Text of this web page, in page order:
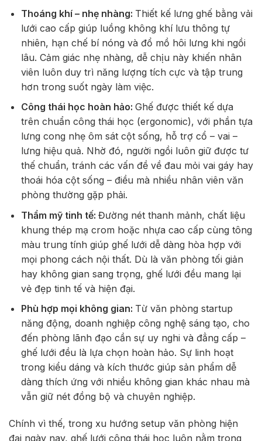
Thoáng khí – nhẹ nhàng: Thiết kế lưng ghế bằng vải
lưới cao cấp giúp luồng không khí lưu thông tự
nhiên, hạn chế bí nóng và đổ mồ hôi lưng khi ngồi
lâu. Cảm giác nhẹ nhàng, dễ chịu này khiến nhân
viên luôn duy trì năng lượng tích cực và tập trung
hơn trong suốt ngày làm việc.
Công thái học hoàn hảo: Ghế được thiết kế dựa
trên chuẩn công thái học (ergonomic), với phần tựa
lưng cong nhẹ ôm sát cột sống, hỗ trợ cổ – vai –
lưng hiệu quả. Nhờ đó, người ngồi luôn giữ được tư
thế chuẩn, tránh các vấn đề về đau mỏi vai gáy hay
thoái hóa cột sống – điều mà nhiều nhân viên văn
phòng thường gặp phải.
Thẩm mỹ tinh tế: Đường nét thanh mảnh, chất liệu
khung thép mạ crom hoặc nhựa cao cấp cùng tông
màu trung tính giúp ghế lưới dễ dàng hòa hợp với
mọi phong cách nội thất. Dù là văn phòng tối giản
hay không gian sang trọng, ghế lưới đều mang lại
vẻ đẹp tinh tế và hiện đại.
Phù hợp mọi không gian: Từ văn phòng startup
năng động, doanh nghiệp công nghệ sáng tạo, cho
đến phòng lãnh đạo cần sự uy nghi và đẳng cấp –
ghế lưới đều là lựa chọn hoàn hảo. Sự linh hoạt
trong kiểu dáng và kích thước giúp sản phẩm dễ
dàng thích ứng với nhiều không gian khác nhau mà
vẫn giữ nét đồng bộ và chuyên nghiệp.
Chính vì thế, trong xu hướng setup văn phòng hiện
đại ngày nay, ghế lưới công thái học luôn nằm trong